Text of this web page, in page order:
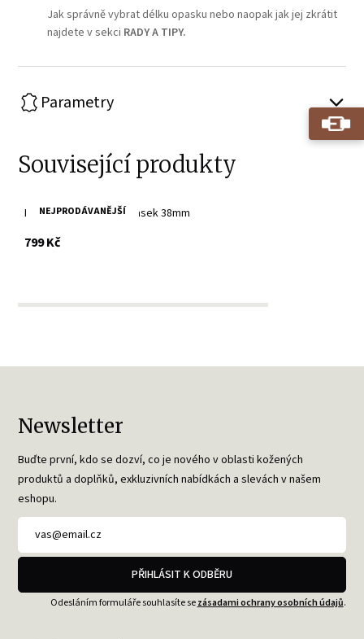
Jak správně vybrat délku opasku nebo naopak jak jej zkrátit
najdete v sekci RADY A TIPY.
Parametry
Související produkty
NEJPRODÁVANĚJŠÍ
Dámský kožený bilý opasek 38mm
799 Kčs DPH
Newsletter
Buďte první, kdo se dozví, co je nového v oblasti kožených
produktů a doplňků, exkluzivních nabídkách a slevách v našem
eshopu.
PŘIHLÁSIT K ODBĚRU
Odesláním formuláře souhlasíte sezásadami ochrany osobních údajů.